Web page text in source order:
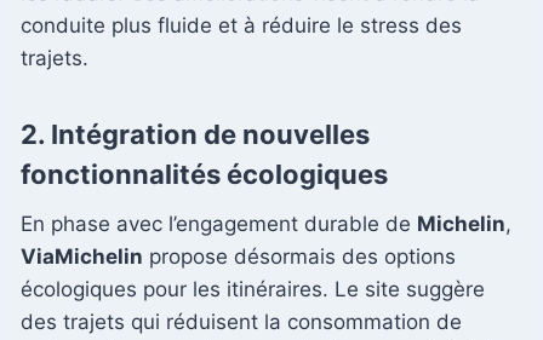
conduite plus fluide et à réduire le stress des
trajets.
2. Intégration de nouvelles
fonctionnalités écologiques
En phase avec l’engagement durable de Michelin,
ViaMichelin propose désormais des options
écologiques pour les itinéraires. Le site suggère
des trajets qui réduisent la consommation de